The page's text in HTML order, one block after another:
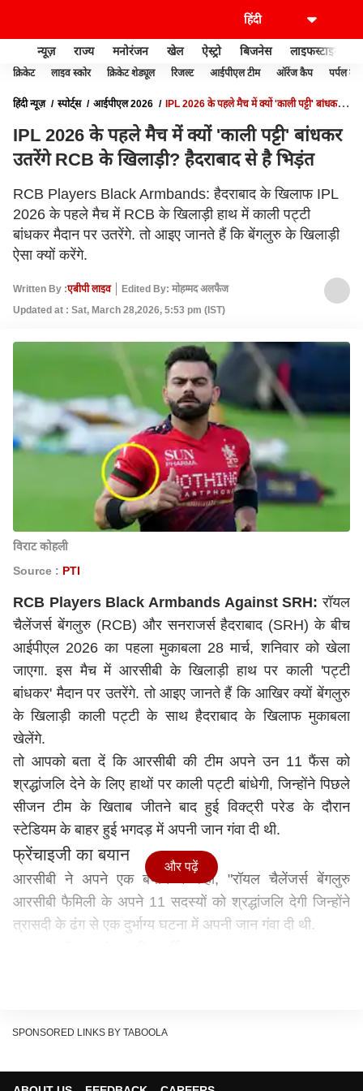
न्यूज़ राज्य मनोरंजन खेल ऐस्ट्रो बिजनेस लाइफस्टाइल
क्रिकेट लाइव स्कोर क्रिकेट शेड्यूल रिजल्ट आईपीएल टीम ऑरेंज कैप पर्पल कैप
हिंदी न्यूज़ स्पोर्ट्स आईपीएल 2026
IPL 2026 के पहले मैच में क्यों 'काली पट्टी' बांधकर
IPL 2026 के पहले मैच में क्यों 'काली पट्टी' बांधकर
उतरेंगे RCB के खिलाड़ी? हैदराबाद से है भिड़ंत
RCB Players Black Armbands: हैदराबाद के खिलाफ IPL
2026 के पहले मैच में RCB के खिलाड़ी हाथ में काली पट्टी
बांधकर मैदान पर उतरेंगे. तो आइए जानते हैं कि बेंगलुरु के खिलाड़ी
ऐसा क्यों करेंगे.
Written By :एबीपी लाइव
Edited By: मोहम्मद अलफैज
Updated at : Sat, March 28,2026, 5:53 pm (IST)
विराट कोहली
Source : PTI
RCB Players Black Armbands Against SRH: रॉयल
चैलेंजर्स बेंगलुरु (RCB) और सनराजर्स हैदराबाद (SRH) के बीच
आईपीएल 2026 का पहला मुकाबला 28 मार्च, शनिवार को खेला
जाएगा. इस मैच में आरसीबी के खिलाड़ी हाथ पर काली 'पट्टी
बांधकर' मैदान पर उतरेंगे. तो आइए जानते हैं कि आखिर क्यों बेंगलुरु
के खिलाड़ी काली पट्टी के साथ हैदराबाद के खिलाफ मुकाबला
खेलेंगे.
तो आपको बता दें कि आरसीबी की टीम अपने उन 11 फैंस को
श्रद्धांजलि देने के लिए हाथों पर काली पट्टी बांधेगी, जिन्होंने पिछले
सीजन टीम के खिताब जीतने बाद हुई विक्ट्री परेड के दौरान
स्टेडियम के बाहर हुई भगदड़ में अपनी जान गंवा दी थी.
फ्रेंचाइजी का बयान
आरसीबी ने अपने एक बयान में कहा, "रॉयल चैलेंजर्स बेंगलुरु
आरसीबी फैमिली के अपने 11 सदस्यों को श्रद्धांजलि देगी जिन्होंने
त्रासदी के ढंग से एक दुर्भाग्य घटना में अपनी जान गंवा दी थी.
बयान में बताया गया कि फैंस के सम्मान में स्टेडियम की 11 सीटों को
और पढ़ें
SPONSORED LINKS BY TABOOLA